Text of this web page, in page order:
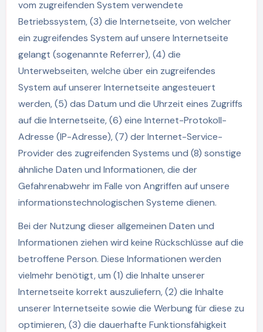
vom zugreifenden System verwendete
Betriebssystem, (3) die Internetseite, von welcher
ein zugreifendes System auf unsere Internetseite
gelangt (sogenannte Referrer), (4) die
Unterwebseiten, welche über ein zugreifendes
System auf unserer Internetseite angesteuert
werden, (5) das Datum und die Uhrzeit eines Zugriffs
auf die Internetseite, (6) eine Internet-Protokoll-
Adresse (IP-Adresse), (7) der Internet-Service-
Provider des zugreifenden Systems und (8) sonstige
ähnliche Daten und Informationen, die der
Gefahrenabwehr im Falle von Angriffen auf unsere
informationstechnologischen Systeme dienen.
Bei der Nutzung dieser allgemeinen Daten und
Informationen ziehen wird keine Rückschlüsse auf die
betroffene Person. Diese Informationen werden
vielmehr benötigt, um (1) die Inhalte unserer
Internetseite korrekt auszuliefern, (2) die Inhalte
unserer Internetseite sowie die Werbung für diese zu
optimieren, (3) die dauerhafte Funktionsfähigkeit